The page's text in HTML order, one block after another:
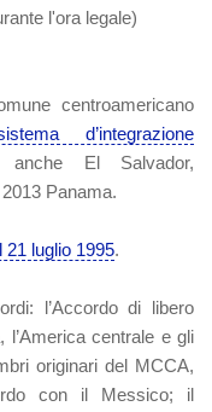
l'ora legale)
centroamericano
d’integrazione
El Salvador,
Panama.
21 luglio 1995.
l’Accordo di libero
centrale e gli
originari del MCCA,
con il Messico; il